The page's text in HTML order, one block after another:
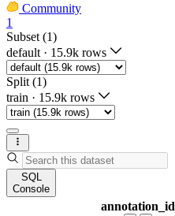
Community
1
Subset (1)
default · 15.9k rows
Split (1)
train · 15.9k rows
SQL
Console
annotation_id